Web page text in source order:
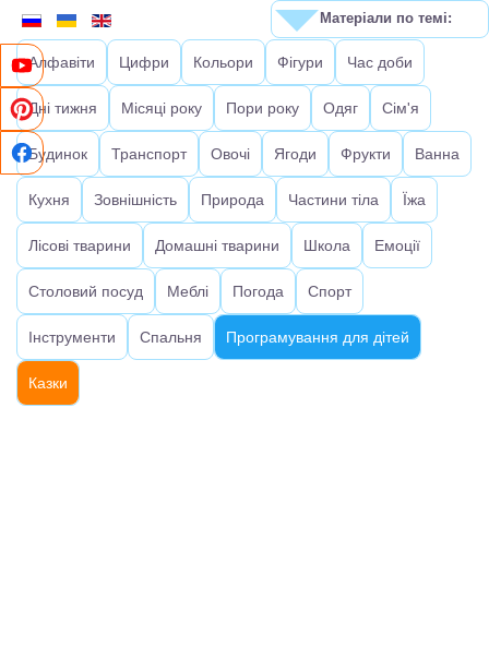
Алфавіти Цифри Кольори Фігури Час доби
Дні тижня Місяці року Пори року Одяг Сім'я
Будинок Транспорт Овочі Ягоди Фрукти Ванна
Кухня Зовнішність Природа Частини тіла Їжа
Лісові тварини Домашні тварини Школа Емоції
Столовий посуд Меблі Погода Спорт
Інструменти Спальня Програмування для дітей
Казки
Матеріали по темі: